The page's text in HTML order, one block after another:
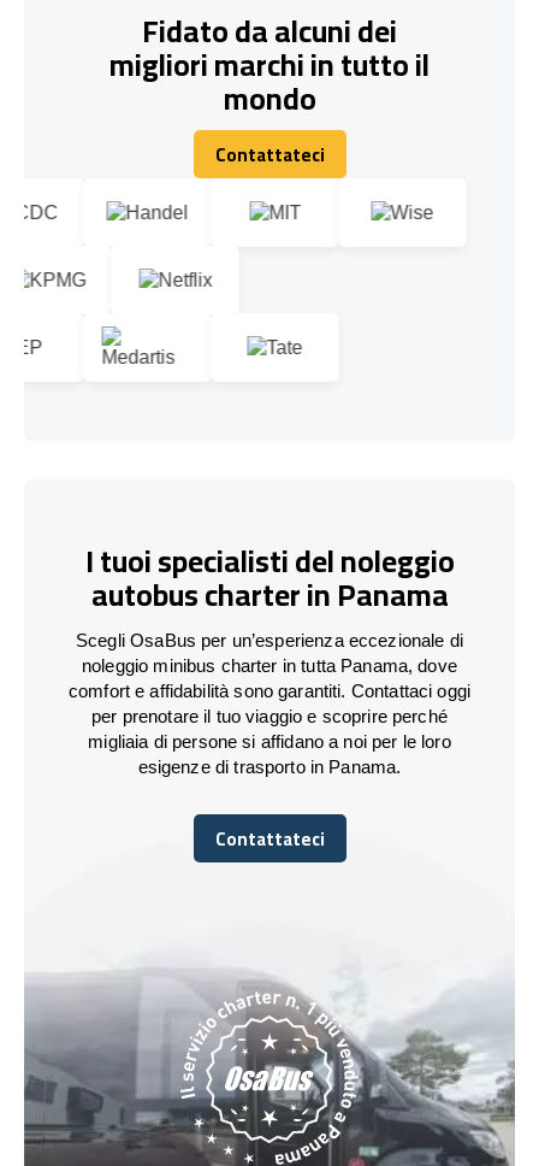
Fidato da alcuni dei
migliori marchi in tutto il
mondo
Contattateci
Contattateci
I tuoi specialisti del noleggio
autobus charter in Panama
Scegli OsaBus per un’esperienza eccezionale di
noleggio minibus charter in tutta Panama, dove
comfort e affidabilità sono garantiti. Contattaci oggi
per prenotare il tuo viaggio e scoprire perché
migliaia di persone si affidano a noi per le loro
esigenze di trasporto in Panama.
Contattateci
Contattateci